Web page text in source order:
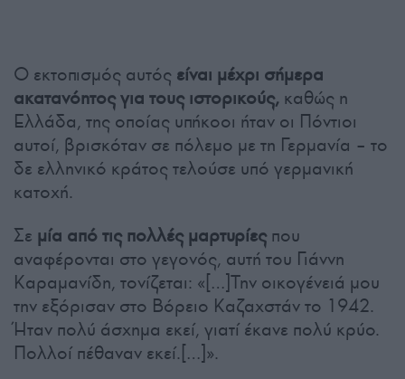
Ο εκτοπισμός αυτός είναι μέχρι σήμερα
ακατανόητος για τους ιστορικούς, καθώς η
Ελλάδα, της οποίας υπήκοοι ήταν οι Πόντιοι
αυτοί, βρισκόταν σε πόλεμο με τη Γερμανία – το
δε ελληνικό κράτος τελούσε υπό γερμανική
κατοχή.
Σε μία από τις πολλές μαρτυρίεςπου
αναφέρονται στο γεγονός, αυτή του Γιάννη
Καραμανίδη, τονίζεται: «[…]Την οικογένειά μου
την εξόρισαν στο Βόρειο Καζαχστάν το 1942.
Ήταν πολύ άσχημα εκεί, γιατί έκανε πολύ κρύο.
Πολλοί πέθαναν εκεί.[…]».